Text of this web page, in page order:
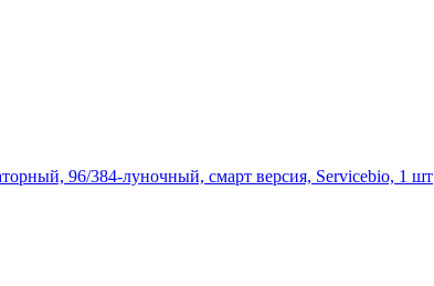
96/384-луночный, смарт версия, Servicebio, 1 шт